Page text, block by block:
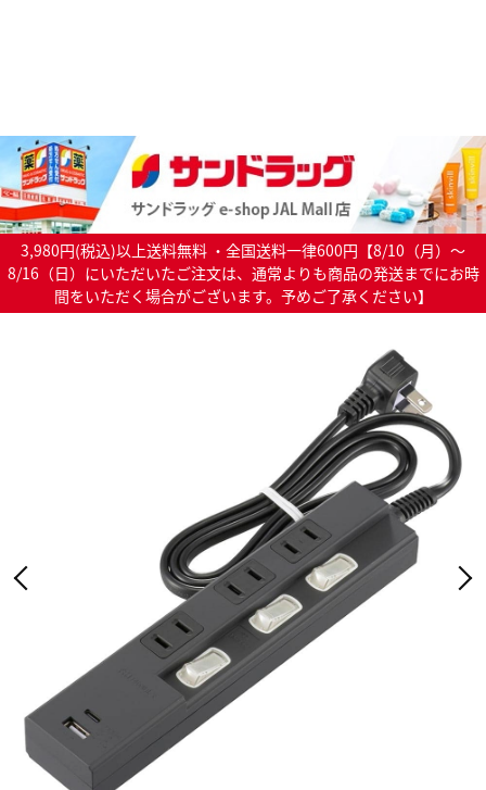
3,980円(税込)以上送料無料 ・全国送料一律600円【8/10（月）～
8/16（日）にいただいたご注文は、通常よりも商品の発送までにお時
間をいただく場合がございます。予めご了承ください】